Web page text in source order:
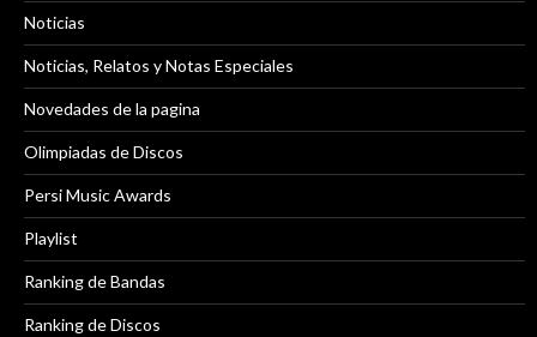
Noticias
Noticias, Relatos y Notas Especiales
Novedades de la pagina
Olimpiadas de Discos
Persi Music Awards
Playlist
Ranking de Bandas
Ranking de Discos